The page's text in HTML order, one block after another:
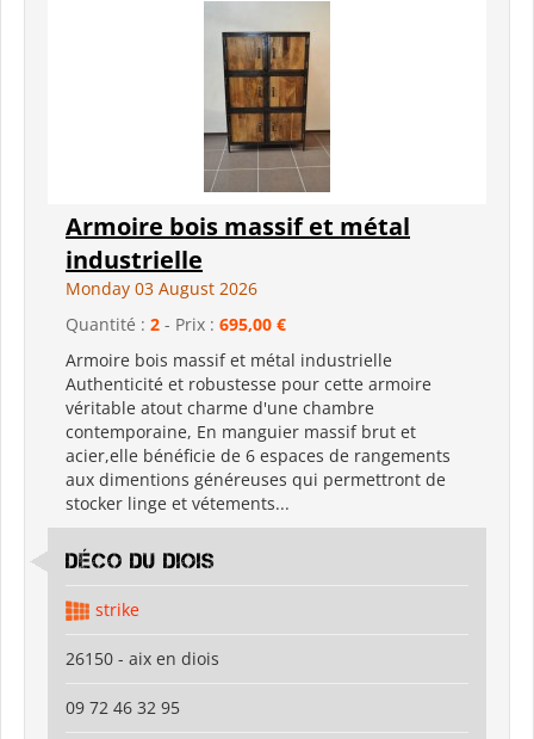
Armoire bois massif et métal
industrielle
Monday 03 August 2026
Quantité : 2 - Prix : 695,00 €
Armoire bois massif et métal industrielle
Authenticité et robustesse pour cette armoire
véritable atout charme d'une chambre
contemporaine, En manguier massif brut et
acier,elle bénéficie de 6 espaces de rangements
aux dimentions généreuses qui permettront de
stocker linge et vétements...
déco du diois
strike
26150 - aix en diois
09 72 46 32 95